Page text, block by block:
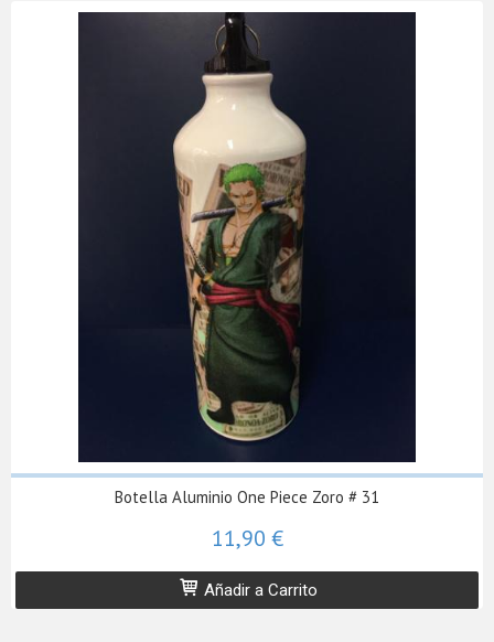
Botella Aluminio One Piece Zoro # 31
11,90 €
Añadir a Carrito